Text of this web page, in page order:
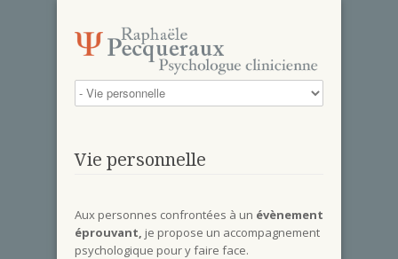
Vie personnelle
Aux personnes confrontées à un évènement
éprouvant, je propose un accompagnement
psychologique pour y faire face.